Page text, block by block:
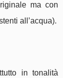
ma con
all’acqua).
in tonalità